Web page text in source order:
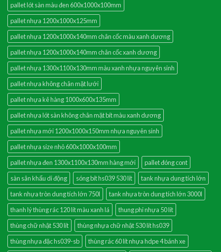
pallet lót sàn màu đen 600x1000x100mm
pallet nhựa 1200x1000x125mm
pallet nhựa 1200x1000x140mm chân cốc màu xanh dương
pallet nhựa 1200x1000x140mm chân cốc xanh dương
pallet nhựa 1300x1100x130mm màu xanh nhựa nguyên sinh
pallet nhựa không chân mặt lưới
pallet nhựa kê hàng 1000x600x135mm
pallet nhựa lót sàn không chân mặt bít màu xanh dương
pallet nhựa mới 1200x1000x150mm nhựa nguyên sinh
pallet nhựa size nhỏ 600x1000x100mm
pallet nhựa đen 1300x1100x130mm hàng mới
pallet đóng cont
sàn sân khấu di động
sóng bít hs039 530 lít
tank nhựa dung tích lớn
tank nhựa tròn dung tích lớn 750l
tank nhựa tròn dung tích lớn 3000l
thanh lý thùng rác 120 lít màu xanh lá
thung phi nhựa 50 lít
thùng chữ nhật 530 lít
thùng nhựa chữ nhật 530 lít hs039
thùng nhựa đặc hs039-sb
thùng rác 60 lít nhựa hdpe 4 bánh xe